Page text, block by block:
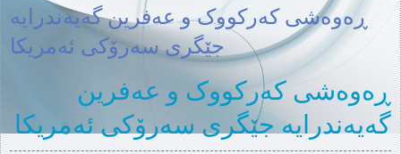
ڕەوەشی کەرکووک و عەفرین گەیەندرایە
جێگری سەرۆکی ئەمریکا
ڕەوەشی کەرکووک و عەفرین
گەیەندرایە جێگری سەرۆکی ئەمریکا